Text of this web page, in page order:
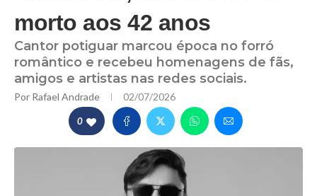
morto aos 42 anos
Cantor potiguar marcou época no forró
romântico e recebeu homenagens de fãs,
amigos e artistas nas redes sociais.
Por Rafael Andrade 02/07/2026
0